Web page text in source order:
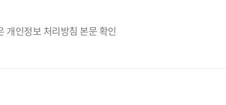
개인정보 처리방침 본문 확인